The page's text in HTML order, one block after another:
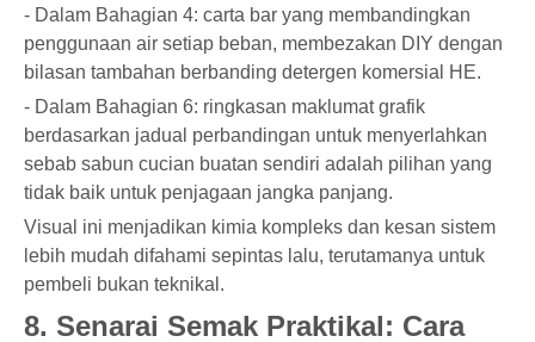
- Dalam Bahagian 4: carta bar yang membandingkan
penggunaan air setiap beban, membezakan DIY dengan
bilasan tambahan berbanding detergen komersial HE.
- Dalam Bahagian 6: ringkasan maklumat grafik
berdasarkan jadual perbandingan untuk menyerlahkan
sebab sabun cucian buatan sendiri adalah pilihan yang
tidak baik untuk penjagaan jangka panjang.
Visual ini menjadikan kimia kompleks dan kesan sistem
lebih mudah difahami sepintas lalu, terutamanya untuk
pembeli bukan teknikal.
8. Senarai Semak Praktikal: Cara